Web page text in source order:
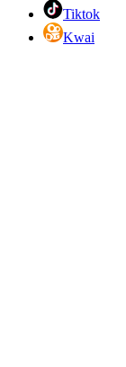
Tiktok
Kwai